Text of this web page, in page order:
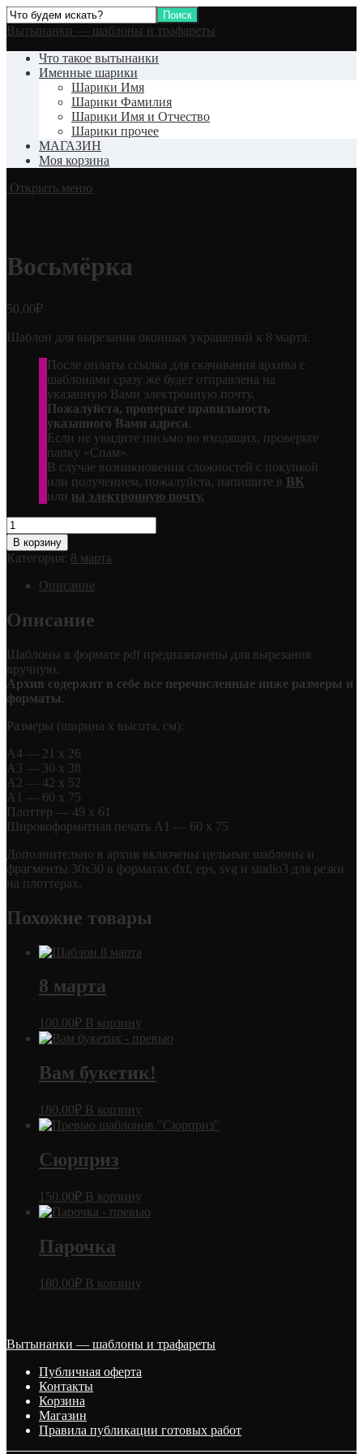
Вытынанки — шаблоны и трафареты
Что такое вытынанки
Именные шарики
Шарики Имя
Шарики Фамилия
Шарики Имя и Отчество
Шарики прочее
МАГАЗИН
Моя корзина
Открыть меню
Восьмёрка
50.00₽
Шаблон для вырезания оконных украшений к 8 марта.
После оплаты ссылка для скачивания архива с
шаблонами сразу же будет отправлена на
указанную Вами электронную почту.
Пожалуйста, проверьте правильность
указанного Вами адреса.
Если не увидите письмо во входящих, проверьте
папку «Спам».
В случае возникновения сложностей с покупкой
или получением, пожалуйста, напишите в ВК
или на электронную почту.
Количество
товара
Восьмёрка
В корзину
Категория: 8 марта
Описание
Описание
Шаблоны в формате pdf предназначены для вырезания
вручную.
Архив содержит в себе все перечисленные ниже размеры и
форматы.
Размеры (ширина х высота, см):
А4 — 21 х 26
А3 — 30 х 38
А2 — 42 х 52
А1 — 60 х 75
Плоттер — 49 х 61
Широкоформатная печать А1 — 60 х 75
Дополнительно в архив включены цельные шаблоны и
фрагменты 30х30 в форматах dxf, eps, svg и studio3 для резки
на плоттерах.
Похожие товары
8 марта
100.00₽ В корзину
Вам букетик!
180.00₽ В корзину
Сюрприз
150.00₽ В корзину
Парочка
180.00₽ В корзину
Вытынанки — шаблоны и трафареты
Публичная оферта
Контакты
Корзина
Магазин
Правила публикации готовых работ